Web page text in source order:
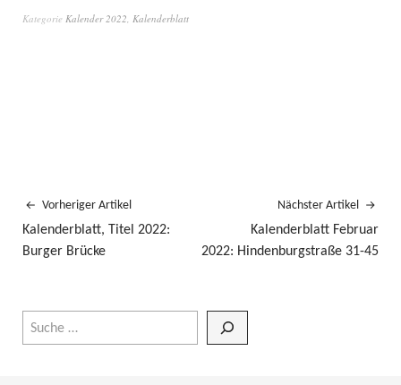
Kategorie Kalender 2022 Kalenderblatt
Vorheriger Artikel
Kalenderblatt, Titel 2022:
Burger Brücke
Nächster Artikel
Kalenderblatt Februar
2022: Hindenburgstraße 31-45